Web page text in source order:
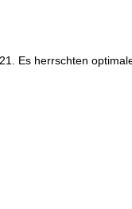
Es herrschten